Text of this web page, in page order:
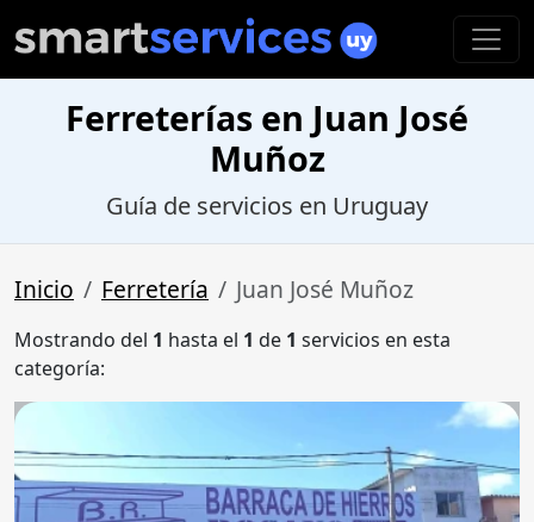
Ferreterías en Juan José
Muñoz
Guía de servicios en Uruguay
Inicio Ferretería Juan José Muñoz
Mostrando del 1 hasta el 1 de 1 servicios en esta
categoría: